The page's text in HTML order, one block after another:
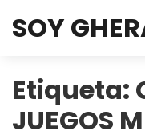
SOY
Etiqueta:
JUEGOS